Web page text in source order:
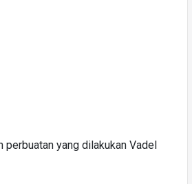
yang dilakukan Vadel